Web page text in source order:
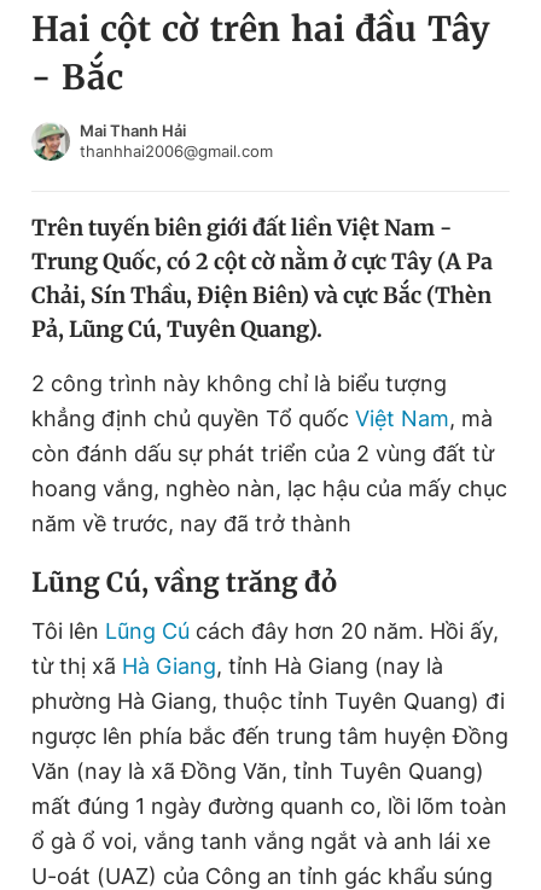
Chuyên mục
Chuyên mục khác
Tin thị trường Tin 360
Video Magazine
Sản phẩm khác
Tiện ích Bạn cần biết
Thông tin tòa soạn Liên hệ quảng cáo
Đọc Thanh Niên trên điện thoại
Theo dõi báo trên
Đổi mật khẩu
Tin đã lưu
Tin đã xem
Đăng xuất
Hai cột cờ trên hai đầu Tây
- Bắc
Mai Thanh Hải
thanhhai2006@gmail.com
Trên tuyến biên giới đất liền Việt Nam -
Trung Quốc, có 2 cột cờ nằm ở cực Tây (A Pa
Chải, Sín Thầu, Điện Biên) và cực Bắc (Thèn
Pả, Lũng Cú, Tuyên Quang).
2 công trình này không chỉ là biểu tượng
khẳng định chủ quyền Tổ quốc Việt Nam, mà
còn đánh dấu sự phát triển của 2 vùng đất từ
hoang vắng, nghèo nàn, lạc hậu của mấy chục
năm về trước, nay đã trở thành
Lũng Cú, vầng trăng đỏ
Tôi lên Lũng Cú cách đây hơn 20 năm. Hồi ấy,
từ thị xã Hà Giang, tỉnh Hà Giang (nay là
phường Hà Giang, thuộc tỉnh Tuyên Quang) đi
ngược lên phía bắc đến trung tâm huyện Đồng
Văn (nay là xã Đồng Văn, tỉnh Tuyên Quang)
mất đúng 1 ngày đường quanh co, lồi lõm toàn
ổ gà ổ voi, vắng tanh vắng ngắt và anh lái xe
U-oát (UAZ) của Công an tỉnh gác khẩu súng